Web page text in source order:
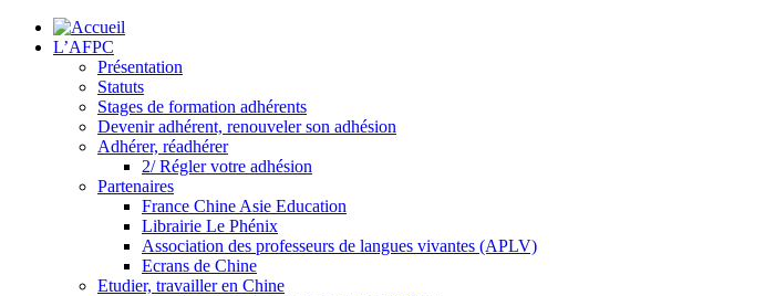
L’AFPC
Présentation
Statuts
Stages de formation adhérents
Devenir adhérent, renouveler son adhésion
Adhérer, réadhérer
2/ Régler votre adhésion
Partenaires
France Chine Asie Education
Librairie Le Phénix
Association des professeurs de langues vivantes (APLV)
Ecrans de Chine
Etudier, travailler en Chine